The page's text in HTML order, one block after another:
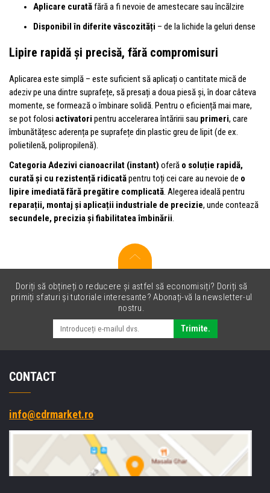
Aplicare curatăfără a fi nevoie de amestecare sau încălzire
Disponibil în diferite vâscozități – de la lichide la geluri dense
Lipire rapidă și precisă, fără compromisuri
Aplicarea este simplă – este suficient să aplicați o cantitate mică de
adeziv pe una dintre suprafețe, să presați a doua piesă și, în doar câteva
momente, se formează o îmbinare solidă. Pentru o eficiență mai mare,
se pot folosi activatori pentru accelerarea întăririi sau primeri, care
îmbunătățesc aderența pe suprafețe din plastic greu de lipit (de ex.
polietilenă, polipropilenă).
Categoria Adezivi cianoacrilat (instant) oferă o soluție rapidă,
curată și cu rezistență ridicatăpentru toți cei care au nevoie de o
lipire imediată fără pregătire complicată. Alegerea ideală pentru
reparații, montaj și aplicații industriale de precizie, unde contează
secundele, precizia și fiabilitatea îmbinării.
Doriți să obțineți o reducere și astfel să economisiți? Doriți să
primiți sfaturi și tutoriale interesante? Abonați-vă la newsletter-ul
nostru.
Trimite.
CONTACT
info@cdrmarket.ro